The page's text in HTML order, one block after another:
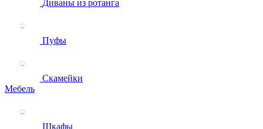
Диваны из ротанга
Пуфы
Скамейки
Мебель
Шкафы